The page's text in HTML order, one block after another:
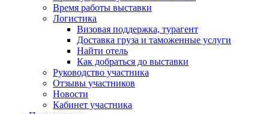
Время работы выставки
Логистика
Визовая поддержка, турагент
Доставка груза и таможенные услуги
Найти отель
Как добраться до выставки
Руководство участника
Отзывы участников
Новости
Кабинет участника